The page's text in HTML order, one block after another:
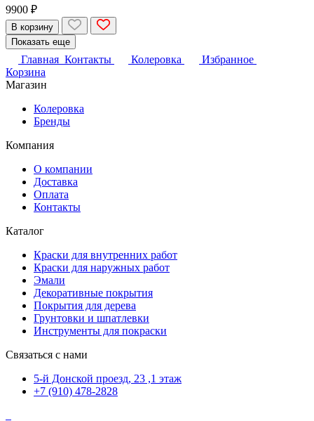
9900 ₽
В корзину
Показать еще
Главная Контакты Колеровка
Избранное
Корзина
Магазин
Колеровка
Бренды
Компания
О компании
Доставка
Оплата
Контакты
Каталог
Краски для внутренних работ
Краски для наружных работ
Эмали
Декоративные покрытия
Покрытия для дерева
Грунтовки и шпатлевки
Инструменты для покраски
Связаться с нами
5-й Донской проезд, 23 ,1 этаж
+7 (910) 478-2828